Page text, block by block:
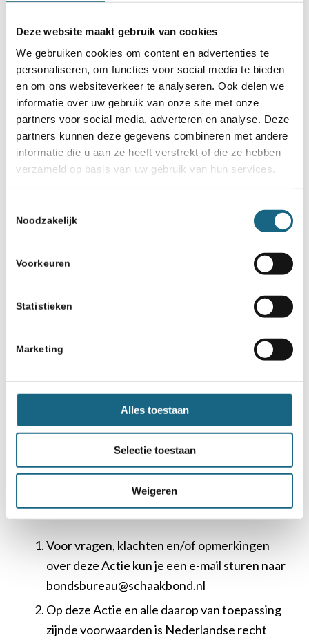
Deze website maakt gebruik van cookies
We gebruiken cookies om content en advertenties te
personaliseren, om functies voor social media te bieden
en om ons websiteverkeer te analyseren. Ook delen we
informatie over uw gebruik van onze site met onze
partners voor social media, adverteren en analyse. Deze
partners kunnen deze gegevens combineren met andere
informatie die u aan ze heeft verstrekt of die ze hebben
verzameld op basis van uw gebruik van hun services.
Noodzakelijk
Voorkeuren
Statistieken
Marketing
Alles toestaan
Selectie toestaan
Weigeren
mankement in het internetverkeer
(wegvallen verbinding etc.).
De Koninklijke Nederlandse Schaakbond is
niet aansprakelijk voor problemen op
technisch, organisatorisch en administratief
gebied of indien de Actie, om welke reden
dan ook, tijdelijk onderbroken wordt of
eventueel stopgezet. Deelnemers hebben in
vergoeding van kosten.
niet verantwoordelijk voor eventuele
versturen of de ontvangst van de prijzen.
door haar ingeschakelde hulppersonen,
op enige andere wijze verband houdt met de
actie en/of de door de Koninklijke
Nederlandse Schaakbond ter beschikking
gestelde actieproducten/prijzen.
Slotbepalingen
Voor vragen, klachten en/of opmerkingen
over deze Actie kun je een e-mail sturen naar
bondsbureau@schaakbond.nl
Op deze Actie en alle daarop van toepassing
zijnde voorwaarden is Nederlandse recht